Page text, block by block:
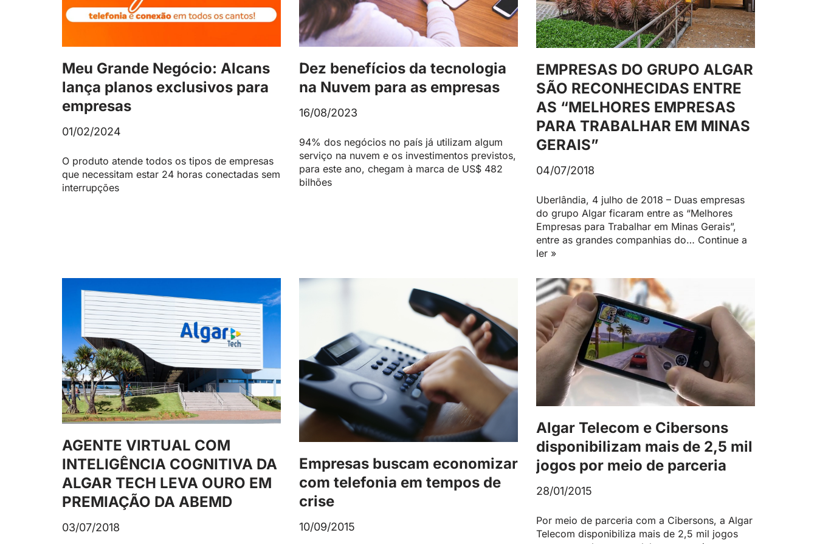
Meu Grande Negócio: Alcans
lança planos exclusivos para
empresas
01/02/2024
O produto atende todos os tipos de empresas
que necessitam estar 24 horas conectadas sem
interrupções
Dez benefícios da tecnologia
na Nuvem para as empresas
16/08/2023
94% dos negócios no país já utilizam algum
serviço na nuvem e os investimentos previstos,
para este ano, chegam à marca de US$ 482
bilhões
EMPRESAS DO GRUPO ALGAR
SÃO RECONHECIDAS ENTRE
AS “MELHORES EMPRESAS
PARA TRABALHAR EM MINAS
GERAIS”
04/07/2018
Uberlândia, 4 julho de 2018 – Duas empresas
do grupo Algar ficaram entre as “Melhores
Empresas para Trabalhar em Minas Gerais”,
entre as grandes companhias do… Continue a
ler »
AGENTE VIRTUAL COM
INTELIGÊNCIA COGNITIVA DA
ALGAR TECH LEVA OURO EM
PREMIAÇÃO DA ABEMD
03/07/2018
Empresas buscam economizar
com telefonia em tempos de
crise
10/09/2015
Algar Telecom e Cibersons
disponibilizam mais de 2,5 mil
jogos por meio de parceria
28/01/2015
Por meio de parceria com a Cibersons, a Algar
Telecom disponibiliza mais de 2,5 mil jogos